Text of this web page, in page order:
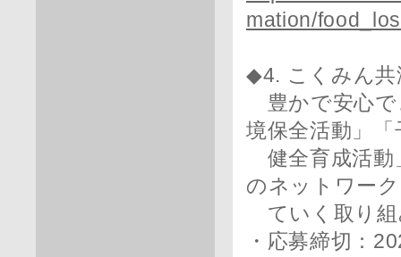
mation/
◆4. こくみん共
豊かで安心で
境保全活動」
健全育成活動
のネットワー
ていく取り組
・応募締切：